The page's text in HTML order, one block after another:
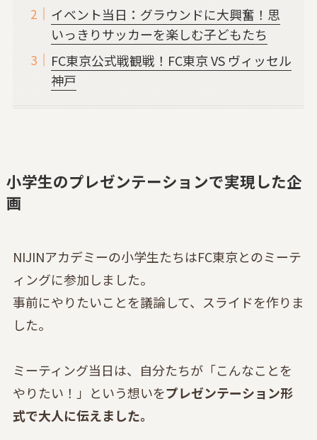
イベント当日：グラウンドに大興奮！思
いっきりサッカーを楽しむ子どもたち
FC東京公式戦観戦！FC東京 VS ヴィッセル
神戸
小学生のプレゼンテーションで実現した企
画
NIJINアカデミーの小学生たちはFC東京とのミーテ
ィングに参加しました。
事前にやりたいことを議論して、スライドを作りま
した。
ミーティング当日は、自分たちが「こんなことを
やりたい！」という想いをプレゼンテーション形
式で大人に伝えました。